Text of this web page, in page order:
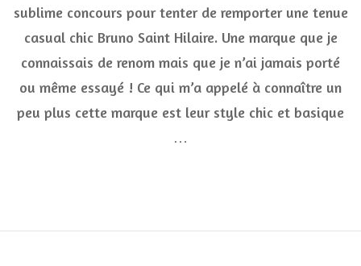
sublime concours pour tenter de remporter une tenue
casual chic Bruno Saint Hilaire. Une marque que je
connaissais de renom mais que je n’ai jamais porté
ou même essayé ! Ce qui m’a appelé à connaître un
peu plus cette marque est leur style chic et basique
…